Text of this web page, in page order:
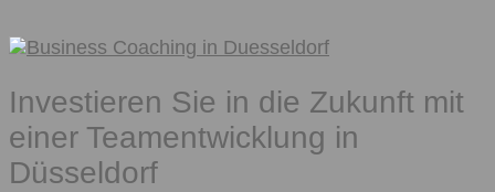
Investieren Sie in die Zukunft mit
einer Teamentwicklung in
Düsseldorf